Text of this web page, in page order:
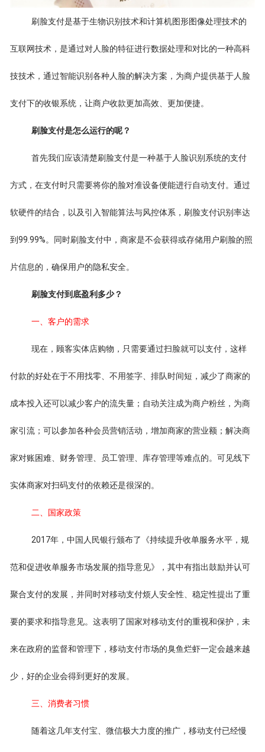
刷脸支付是基于生物识别技术和计算机图形图像处理技术的
互联网技术，是通过对人脸的特征进行数据处理和对比的一种高科
技技术，通过智能识别各种人脸的解决方案，为商户提供基于人脸
支付下的收银系统，让商户收款更加高效、更加便捷。
刷脸支付是怎么运行的呢？
首先我们应该清楚刷脸支付是一种基于人脸识别系统的支付
方式，在支付时只需要将你的脸对准设备便能进行自动支付。通过
软硬件的结合，以及引入智能算法与风控体系，刷脸支付识别率达
到99.99%。同时刷脸支付中，商家是不会获得或存储用户刷脸的照
片信息的，确保用户的隐私安全。
刷脸支付到底盈利多少？
一、客户的需求
现在，顾客实体店购物，只需要通过扫脸就可以支付，这样
付款的好处在于不用找零、不用签字、排队时间短，减少了商家的
成本投入还可以减少客户的流失量；自动关注成为商户粉丝，为商
家引流；可以参加各种会员营销活动，增加商家的营业额；解决商
家对账困难、财务管理、员工管理、库存管理等难点的。可见线下
实体商家对扫码支付的依赖还是很深的。
二、国家政策
2017年，中国人民银行颁布了《持续提升收单服务水平，规
范和促进收单服务市场发展的指导意见》，其中有指出鼓励并认可
聚合支付的发展，并同时对移动支付烦人安全性、稳定性提出了重
要的要求和指导意见。这表明了国家对移动支付的重视和保护，未
来在政府的监督和管理下，移动支付市场的臭鱼烂虾一定会越来越
少，好的企业会得到更好的发展。
三、消费者习惯
随着这几年支付宝、微信极大力度的推广，移动支付已经慢